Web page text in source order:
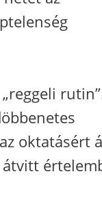
oktatásért